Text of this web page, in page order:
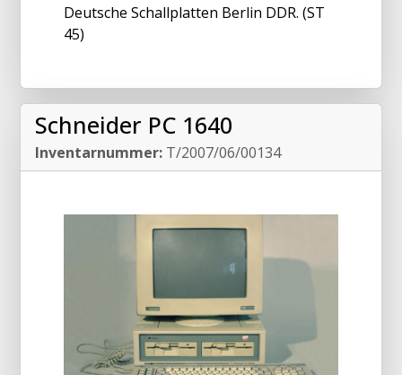
Deutsche Schallplatten Berlin DDR. (ST
45)
Schneider PC 1640
Inventarnummer: T/2007/06/00134